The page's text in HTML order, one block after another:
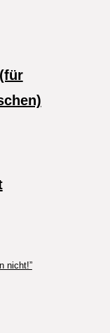
nicht!”